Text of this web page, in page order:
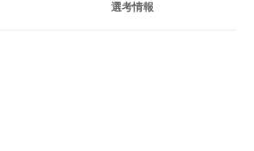
選考情報